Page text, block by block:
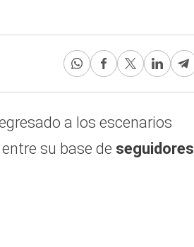
a los escenarios
su base de seguidores